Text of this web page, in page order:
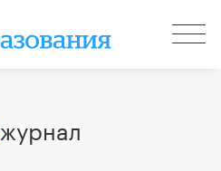
журнал